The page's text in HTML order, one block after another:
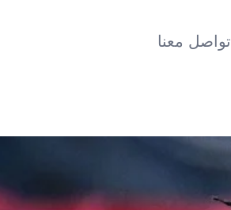
تواصل معنا